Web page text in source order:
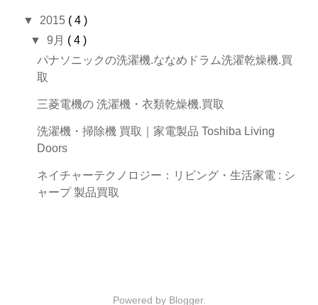
▼ 2015 ( 4 )
▼9月 ( 4 )
パナソニックの洗濯機.ななめドラム洗濯乾燥機.買
取
三菱電機の 洗濯機・衣類乾燥機.買取
洗濯機・掃除機 買取｜家電製品 Toshiba Living
Doors
ネイチャーテクノロジー：リビング・生活家電 : シ
ャープ 製品買取
Powered by Blogger.